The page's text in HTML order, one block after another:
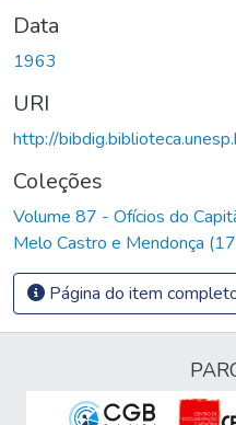
Data
1963
URI
http://
Coleções
Volume 87 - Ofícios do
Melo Castro e Mendonça
Página do item